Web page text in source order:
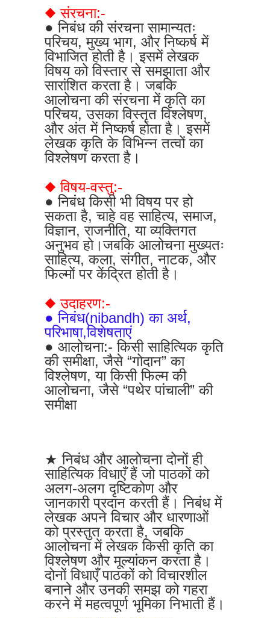
◆ संरचना:-
● निबंध की संरचना सामान्यतः
परिचय, मुख्य भाग, और निष्कर्ष में
विभाजित होती है। इसमें लेखक
विषय को विस्तार से समझाता और
सारांशित करता है। जबकि
आलोचना की संरचना में कृति का
परिचय, उसका विस्तृत विश्लेषण,
और अंत में निष्कर्ष होता है। इसमें
लेखक कृति के विभिन्न तत्वों का
विश्लेषण करता है।
◆ विषय-वस्तु:-
● निबंध किसी भी विषय पर हो
सकता है, चाहे वह साहित्य, समाज,
विज्ञान, राजनीति, या व्यक्तिगत
अनुभव हो।जबकि आलोचना मुख्यतः
साहित्य, कला, संगीत, नाटक, और
फिल्मों पर केंद्रित होती है।
◆ उदाहरण:-
● निबंध(nibandh) का अर्थ,
परिभाषा,विशेषताएं
● आलोचना:- किसी साहित्यिक कृति
की समीक्षा, जैसे “गोदान” का
विश्लेषण, या किसी फिल्म की
आलोचना, जैसे “पथेर पांचाली” की
समीक्षा
★ निबंध और आलोचना दोनों ही
साहित्यिक विधाएँ हैं जो पाठकों को
अलग-अलग दृष्टिकोण और
जानकारी प्रदान करती हैं। निबंध में
लेखक अपने विचार और धारणाओं
को प्रस्तुत करता है, जबकि
आलोचना में लेखक किसी कृति का
विश्लेषण और मूल्यांकन करता है।
दोनों विधाएँ पाठकों को विचारशील
बनाने और उनकी समझ को गहरा
करने में महत्वपूर्ण भूमिका निभाती हैं।